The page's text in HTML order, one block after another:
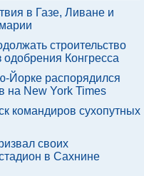
в Газе, Ливане и
строительство
одобрения Конгресса
Йорке распорядился
на New York Times
командиров сухопутных
своих
в Сахнине